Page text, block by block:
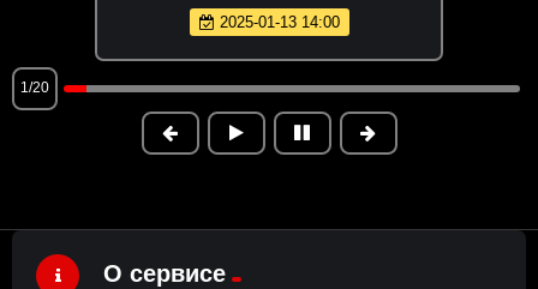
2025-01-13 14:00
1/20
О сервисе